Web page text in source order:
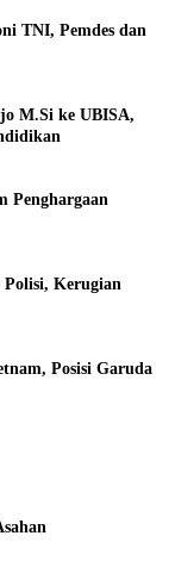
TNI, Pemdes dan
M.Si ke UBISA,
Penghargaan
Polisi, Kerugian
Posisi Garuda